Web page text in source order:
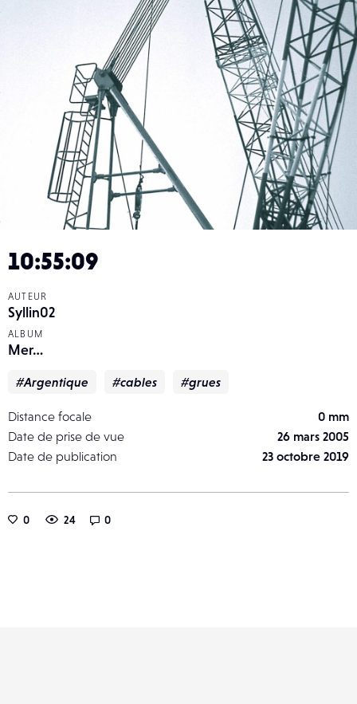
10:55:09
AUTEUR
Syllin02
ALBUM
Mer…
#Argentique #cables #grues
Distance focale
0 mm
Date de prise de vue
26 mars 2005
Date de publication
23 octobre 2019
0 24 0